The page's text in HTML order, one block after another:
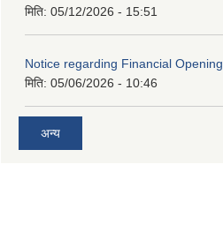
मिति: 05/12/2026 - 15:51
Notice regarding Financial Opening
मिति: 05/06/2026 - 10:46
अन्य